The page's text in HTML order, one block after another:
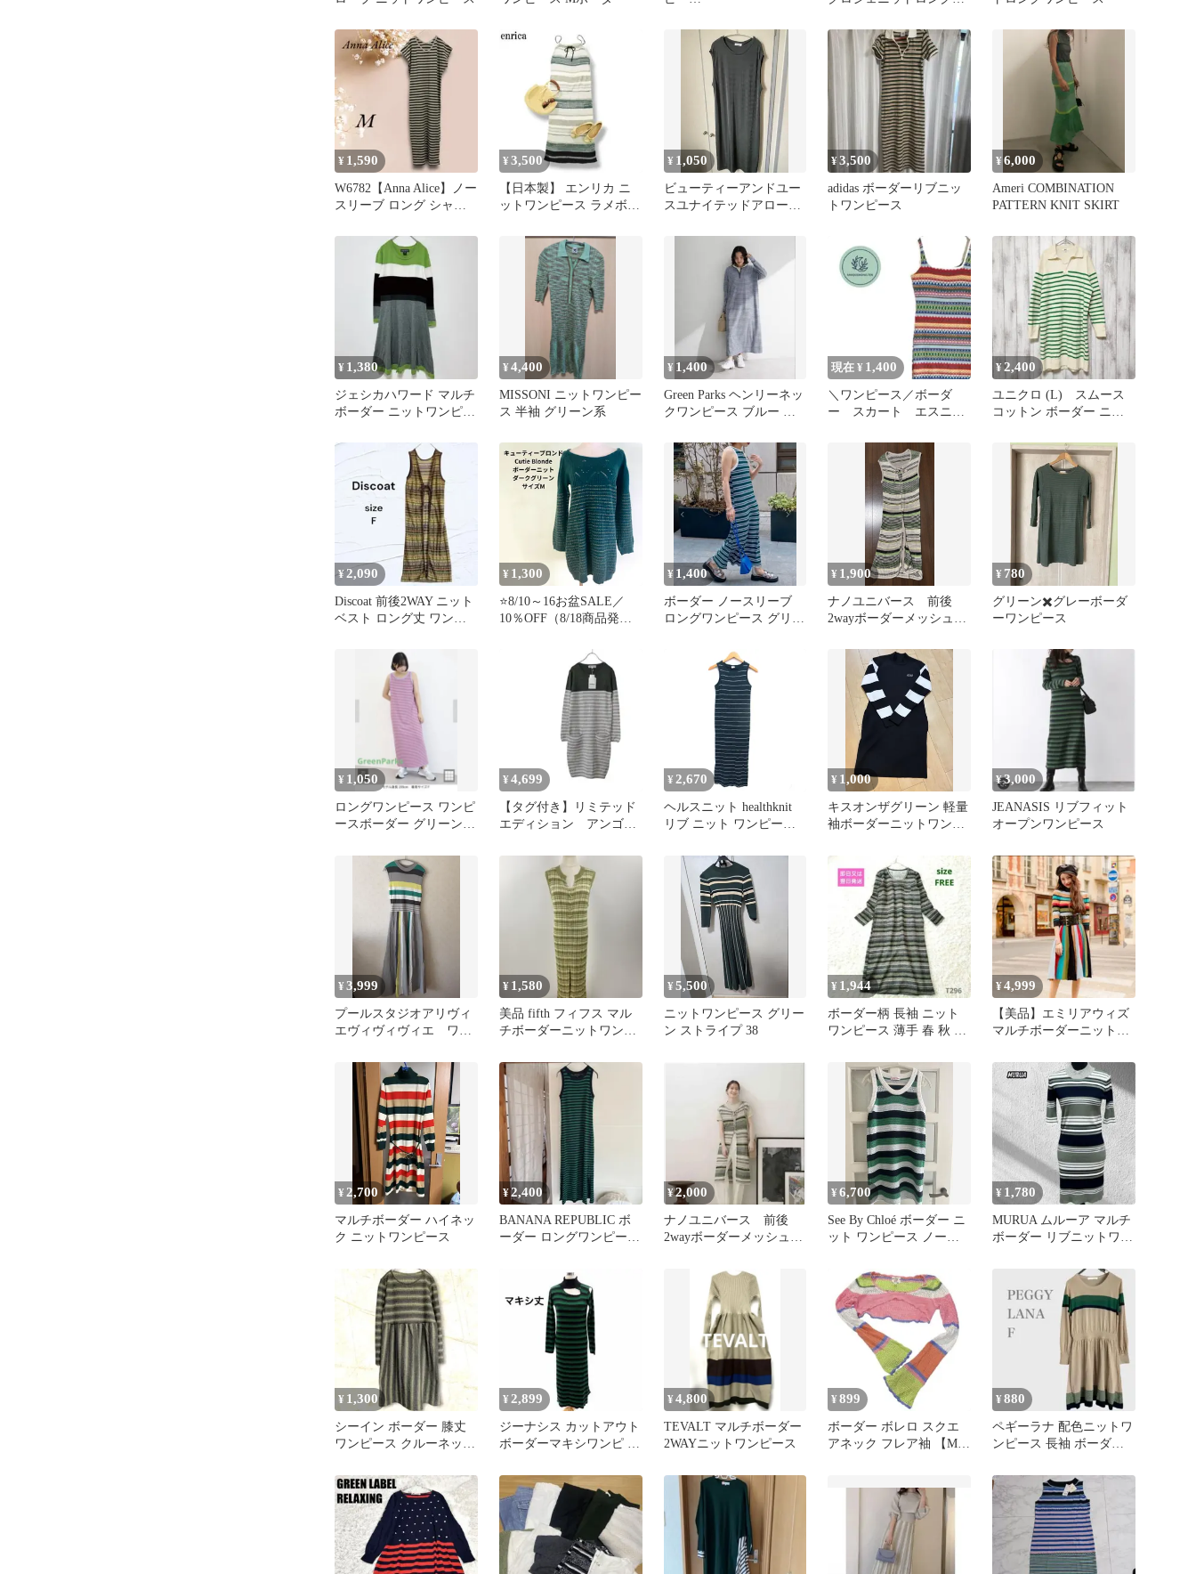
ボーダーピンク系
サイズ
¥ 1,590
W6782【Anna Alice】ノー
スリーブ ロング シャツ
¥ 3,500
【日本製】 エンリカ ニ
ットワンピース ラメボー
¥ 1,050
ビューティーアンドユー
スユナイテッドアローズ
ン カーキ
¥3,500
adidas ボーダーリブニッ
トワンピース
¥6,000
Ameri COMBINATION
PATTERN KNIT SKIRT
¥ 1,380
ジェシカハワード マルチ
ボーダー ニットワンピー
¥4,400
MISSONI ニットワンピー
ス 半袖 グリーン系
¥ 1,400
Green Parks ヘンリーネッ
クワンピース ブルー 新
現在 ¥ 1,400
＼ワンピース／ボーダ
ー スカート エスニッ
リーン 古着
¥2,400
ユニクロ (L) スムース
コットン ボーダー ニッ
¥2,090
Discoat 前後2WAY ニット
ベスト ロング丈 ワンピ
¥ 1,300
⭐8/10～16お盆SALE／
10％OFF（8/18商品発
ティーブロンド 透かし編
み ボーダー ニット チュ
ニック ワンピース ダー
クグリーン M
¥ 1,400
ボーダー ノースリーブ
ロングワンピース グリー
¥ 1,900
ナノユニバース 前後
2wayボーダーメッシュニ
¥ 780
グリーン✖️グレーボーダ
ーワンピース
¥ 1,050
ロングワンピース ワンピ
ースボーダー グリーンパ
¥ 4,699
【タグ付き】リミテッド
エディション アンゴラ
トワンピース
¥ 2,670
ヘルスニット healthknit
リブ ニット ワンピース
ストレッチ スリット ノ
ースリーブ ディープグリ
ーン /NT1
¥ 1,000
キスオンザグリーン 軽量
袖ボーダーニットワンピ
¥3,000
JEANASIS リブフィット
オープンワンピース
¥3,999
プールスタジオアリヴィ
エヴィヴィヴィエ ワン
¥ 1,580
美品 fifth フィフス マル
チボーダーニットワンピ
¥5,500
ニットワンピース グリー
ン ストライプ 38
¥ 1,944
ボーダー柄 長袖 ニット
ワンピース 薄手 春 秋 日
¥4,999
【美品】エミリアウィズ
マルチボーダーニットワ
¥2,700
マルチボーダー ハイネッ
ク ニットワンピース
¥2,400
BANANA REPUBLIC ボ
ーダー ロングワンピース
¥2,000
ナノユニバース 前後
2wayボーダーメッシュニ
ス グリーン
¥6,700
See By Chloé ボーダー ニ
ット ワンピース ノース
¥ 1,780
MURUA ムルーア マルチ
ボーダー リブニットワン
¥ 1,300
シーイン ボーダー 膝丈
ワンピース クルーネック
¥ 2,899
ジーナシス カットアウト
ボーダーマキシワンピ 羊
緑黒
¥4,800
TEVALT マルチボーダー
2WAYニットワンピース
¥ 899
ボーダー ボレロ スクエ
アネック フレア袖 【M】
¥880
ペギーラナ 配色ニットワ
ンピース 長袖 ボーダー
ジュ